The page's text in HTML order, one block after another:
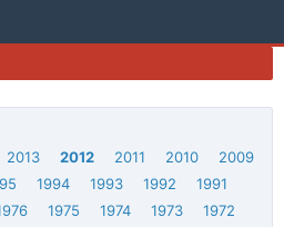
2013 2012 2011 2010
2009
1994 1993 1992
1991
1975 1974 1973
1972